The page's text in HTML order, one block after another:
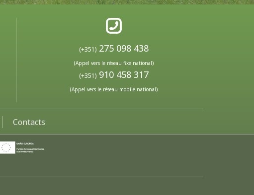
(+351) 275 098 438
(Appel vers le réseau fixe national)
(+351) 910 458 317
(Appel vers le réseau mobile national)
Contacts